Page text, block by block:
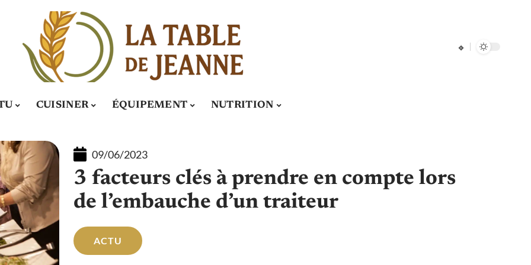
CUISINER ÉQUIPEMENT NUTRITION
09/06/2023
3 facteurs clés à prendre en compte lors
de l’embauche d’un traiteur
ACTU